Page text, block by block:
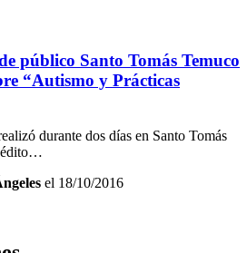
público Santo Tomás Temuco
“Autismo y Prácticas
durante dos días en Santo Tomás
el 18/10/2016